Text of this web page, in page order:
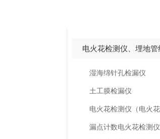
湿海绵针孔检漏仪
土工膜检漏仪
漏点计数电火花检测仪